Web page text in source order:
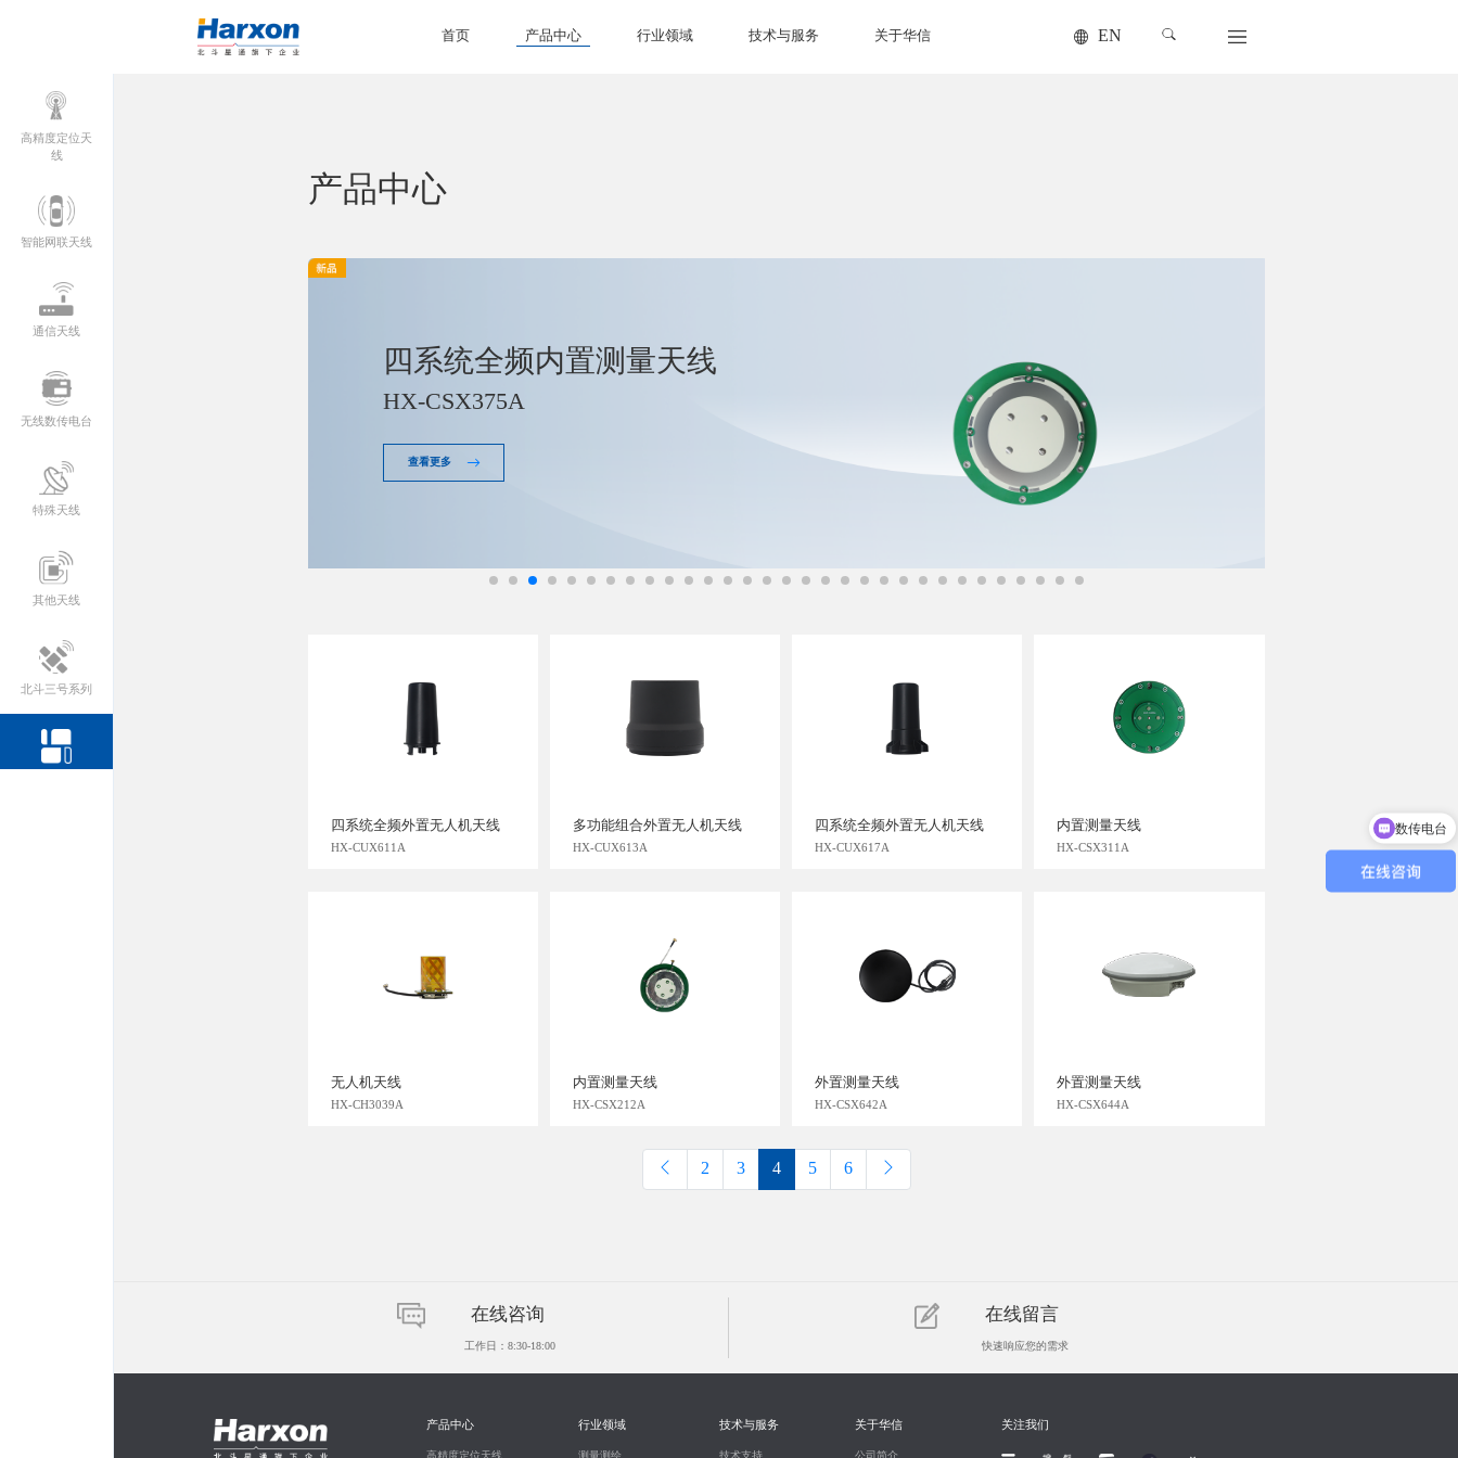
首页 产品中心 行业领域 技术与服务 关于华信 EN
高精度定位天
线
智能网联天线
通信天线
无线数传电台
特殊天线
其他天线
北斗三号系列
产品中心
四系统全频内置测量天线
HX-CSX375A
查看更多
四系统全频外置无人机天线
HX-CUX611A
多功能组合外置无人机天线
HX-CUX613A
四系统全频外置无人机天线
HX-CUX617A
内置测量天线
HX-CSX311A
无人机天线
HX-CH3039A
内置测量天线
HX-CSX212A
外置测量天线
HX-CSX642A
外置测量天线
HX-CSX644A
2 3 4 5 6
在线咨询
工作日：8:30-18:00
在线留言
快速响应您的需求
产品中心 行业领域 技术与服务 关于华信 关注我们
数传电台